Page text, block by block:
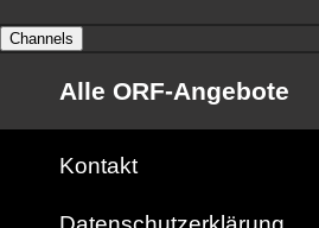
Channels
Alle ORF-Angebote
Kontakt